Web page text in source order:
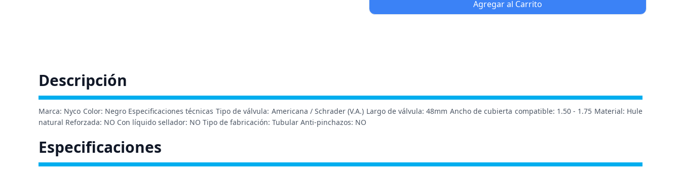
Agregar al Carrito
Descripción
Marca: Nyco Color: Negro Especificaciones técnicas Tipo de válvula: Americana / Schrader (V.A.) Largo de válvula: 48mm Ancho de cubierta compatible: 1.50 - 1.75 Material: Hule
natural Reforzada: NO Con líquido sellador: NO Tipo de fabricación: Tubular Anti-pinchazos: NO
Especificaciones